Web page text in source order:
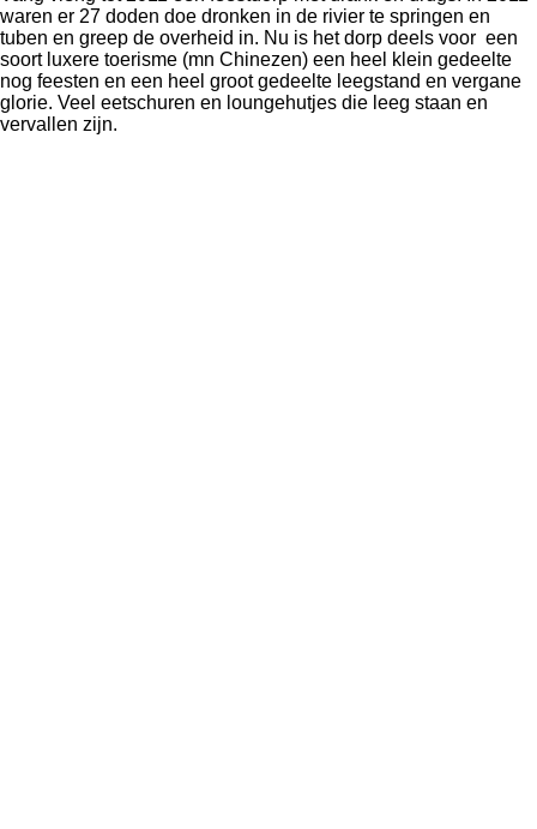
waren er 27 doden doe dronken in de rivier te springen en
tuben en greep de overheid in. Nu is het dorp deels voor een
soort luxere toerisme (mn Chinezen) een heel klein gedeelte
nog feesten en een heel groot gedeelte leegstand en vergane
glorie. Veel eetschuren en loungehutjes die leeg staan en
vervallen zijn.